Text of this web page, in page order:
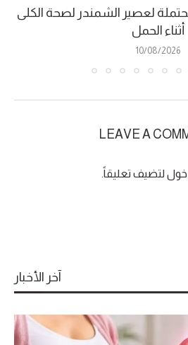
لعصير الشمندر لصحة الكلى
أثناء الحمل
10/08/2026
LEAVE A
لتضيف تعليقاً.
آخر الأخبار